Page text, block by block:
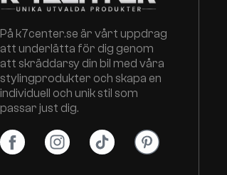
På k7center.se är vårt uppdrag
att underlätta för dig genom
att skräddarsy din bil med våra
stylingprodukter och skapa en
individuell och unik stil som
passar just dig.